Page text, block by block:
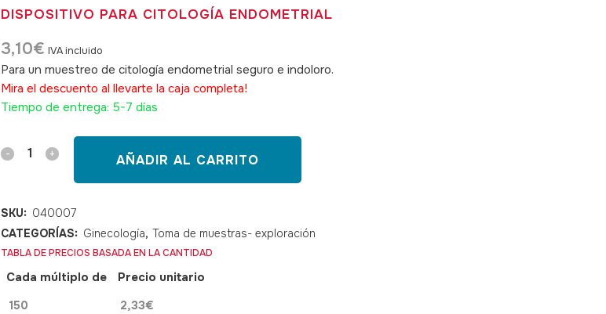
DISPOSITIVO PARA CITOLOGÍA ENDOMETRIAL
3,10€ IVA incluido
Para un muestreo de citología endometrial seguro e indoloro.
Mira el descuento al llevarte la caja completa!
Tiempo de entrega: 5-7 días
Dispositivo
citología
endometrial
quantity
AÑADIR AL CARRITO
SKU: 040007
CATEGORÍAS: Ginecología, Toma de muestras- exploración
TABLA DE PRECIOS BASADA EN LA CANTIDAD
Cada múltiplo de
Precio unitario
150
2,33€